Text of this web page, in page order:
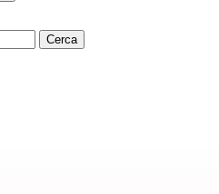
Cerca